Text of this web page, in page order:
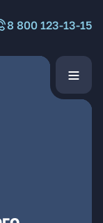
8 800 123-13-15